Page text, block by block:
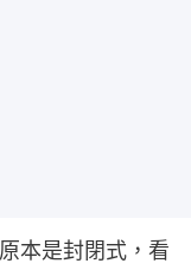
本是封閉式，看